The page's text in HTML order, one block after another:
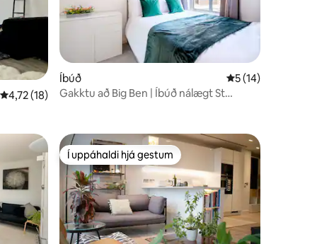
4,72 af 5 í meðaleinkunn, 18 umsagnir
4,72 (18)
Íbúð 5 af 5 í
5 (14)
Gakktu að Big Ben | Íbúð nálægt St
Í uppáhaldi hjá gestum
Í uppáhaldi hjá gestum